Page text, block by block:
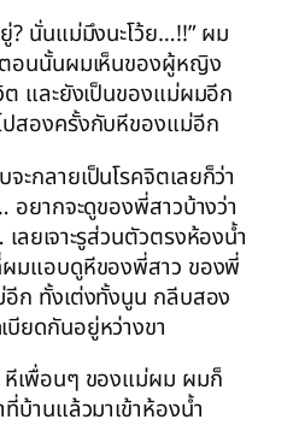
? นั่นแม่มึงนะโว้ย…!!” ผม
ตอนนั้นผมเห็นของผู้หญิง
ต และยังเป็นของแม่ผมอีก
สองครั้งกับหีของแม่อีก
กลายเป็นโรคจิตเลยก็ว่า
อยากจะดูของพี่สาวบ้างว่า
ลยเจาะรูส่วนตัวตรงห้องน้ำ
มแอบดูหีของพี่สาว ของพี่
ก ทั้งเต่งทั้งนูน กลีบสอง
ยดกันอยู่หว่างขา
หีเพื่อนๆ ของแม่ผม ผมก็
บ้านแล้วมาเข้าห้องน้ำ